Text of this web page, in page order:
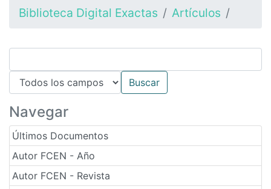
Biblioteca Digital Exactas Artículos
Navegar
Últimos Documentos
Autor FCEN - Año
Autor FCEN - Revista